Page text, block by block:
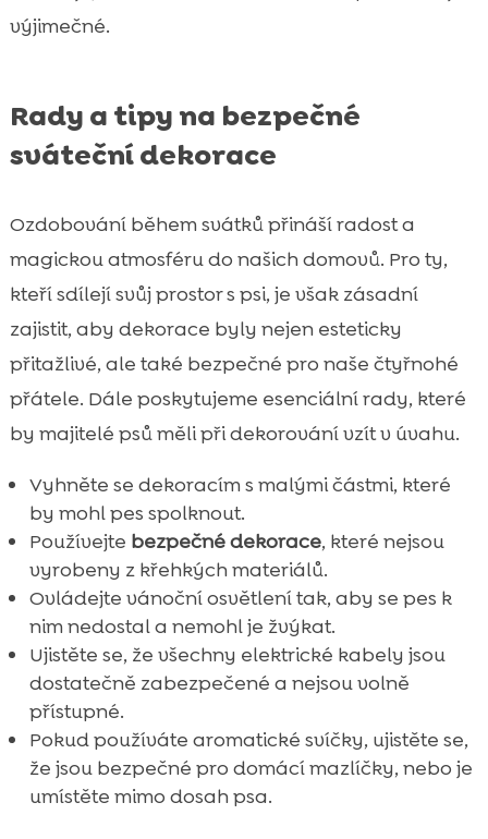
výjimečné.
Rady a tipy na bezpečné
sváteční dekorace
Ozdobování během svátků přináší radost a
magickou atmosféru do našich domovů. Pro ty,
kteří sdílejí svůj prostor s psi, je však zásadní
zajistit, aby dekorace byly nejen esteticky
přitažlivé, ale také bezpečné pro naše čtyřnohé
přátele. Dále poskytujeme esenciální rady, které
by majitelé psů měli při dekorování vzít v úvahu.
Vyhněte se dekoracím s malými částmi, které
by mohl pes spolknout.
Používejte bezpečné dekorace, které nejsou
vyrobeny z křehkých materiálů.
Ovládejte vánoční osvětlení tak, aby se pes k
nim nedostal a nemohl je žvýkat.
Ujistěte se, že všechny elektrické kabely jsou
dostatečně zabezpečené a nejsou volně
přístupné.
Pokud používáte aromatické svíčky, ujistěte se,
že jsou bezpečné pro domácí mazlíčky, nebo je
umístěte mimo dosah psa.